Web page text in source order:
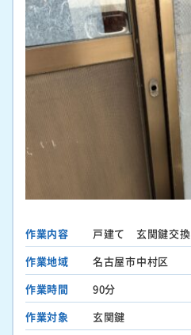
作業内容
戸建て 玄関鍵交換
作業地域
名古屋市中村区
作業時間
90分
作業対象
玄関鍵